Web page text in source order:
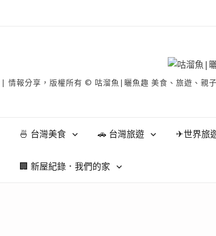
報分享，版權所有 © 咕溜魚|曬魚趣 美食、旅遊、親
🍜 台灣美食 🚗 台灣旅遊 ✈世界旅
🏢 新屋紀錄．我們的家